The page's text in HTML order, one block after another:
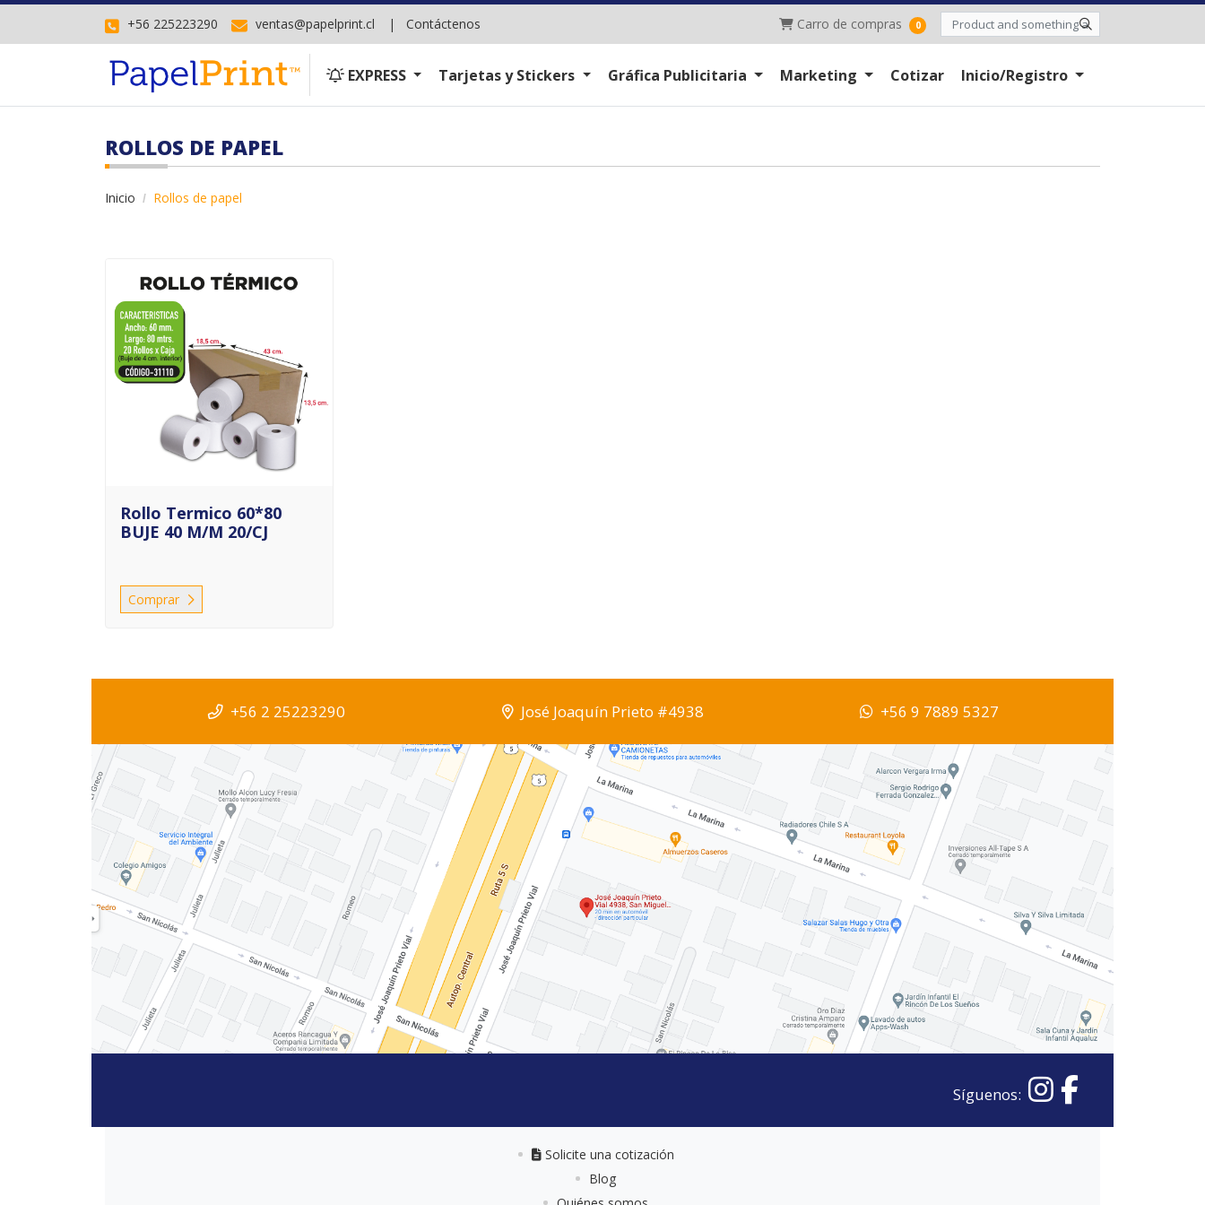
+56 225223290 ventas@papelprint.cl | Contáctenos Carro de compras
Carro de compras 0
EXPRESS
EXPRESS Tarjetas y Stickers Gráfica Publicitaria Marketing Cotizar Inicio/Registro
ROLLOS DE PAPEL
Inicio Rollos de papel
Rollo Termico 60*80
BUJE 40 M/M 20/CJ
Comprar
+56 2 25223290 José Joaquín Prieto #4938 +56 9 7889 5327
Síguenos:
Solicite una cotización
Solicite una cotización
Blog